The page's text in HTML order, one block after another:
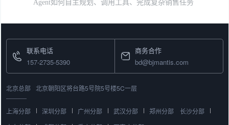
Agent如何自主规划、调用工具、完成复杂销售任务
联系电话
157-2735-5390
商务合作
bd@bjmantis.com
北京总部 北京朝阳区将台路5号院5号楼5C一层
上海分部 深圳分部 广州分部 武汉分部 郑州分部
长沙分部